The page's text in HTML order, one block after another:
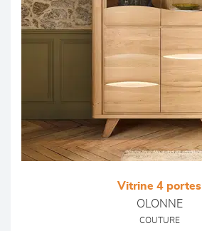
Vitrine 4 portes
OLONNE
COUTURE